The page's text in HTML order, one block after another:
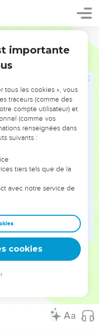
Aussi
tabernacle, ils ne
sur le tabernacle, ils
de l’Eternel et ne
de l’Eternel qu’ils
que durant une nuit :
le camp ; ou bien
mois ou plus
les Israélites restaient
le camp
dressaient le camp et le
l’Eternel indiquait,
leur avait données par
Inc.® Used by permission.
importante
tous les cookies », vous
traceurs (comme des
compte utilisateur) et
(comme vos
renseignées dans
suivants :
tiers tels que de la
avec notre service de
cookies